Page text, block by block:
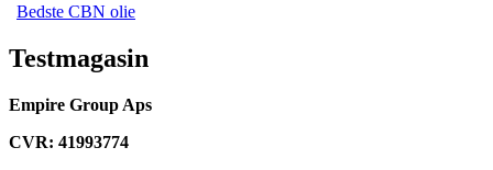
Bedste CBN olie
Testmagasin
Empire Group Aps
CVR: 41993774